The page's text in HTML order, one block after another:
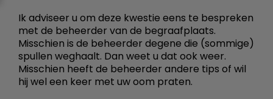
Ik adviseer u om deze kwestie eens te bespreken
met de beheerder van de begraafplaats.
Misschien is de beheerder degene die (sommige)
spullen weghaalt. Dan weet u dat ook weer.
Misschien heeft de beheerder andere tips of wil
hij wel een keer met uw oom praten.